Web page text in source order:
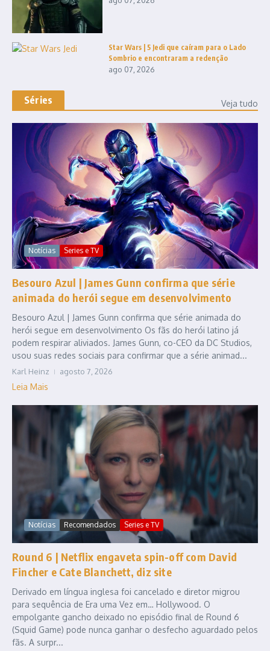
Star Wars | 5 Jedi que caíram para o Lado
Sombrio e encontraram a redenção
ago 07, 2026
Séries Veja tudo
Notícias Series e TV
Besouro Azul | James Gunn confirma que série
animada do herói segue em desenvolvimento
Besouro Azul | James Gunn confirma que série animada do
herói segue em desenvolvimento Os fãs do herói latino já
podem respirar aliviados. James Gunn, co-CEO da DC Studios,
usou suas redes sociais para confirmar que a série animad...
Karl Heinz agosto 7, 2026
Leia Mais
Notícias Recomendados Series e TV
Round 6 | Netflix engaveta spin-off com David
Fincher e Cate Blanchett, diz site
Derivado em língua inglesa foi cancelado e diretor migrou
para sequência de Era uma Vez em… Hollywood. O
empolgante gancho deixado no episódio final de Round 6
(Squid Game) pode nunca ganhar o desfecho aguardado pelos
fãs. A surpr...